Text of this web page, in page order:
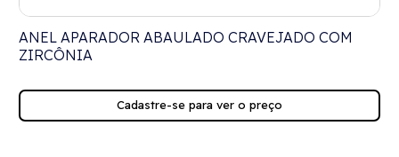
ANEL APARADOR ABAULADO CRAVEJADO COM
ZIRCÔNIA
Cadastre-se para ver o preço